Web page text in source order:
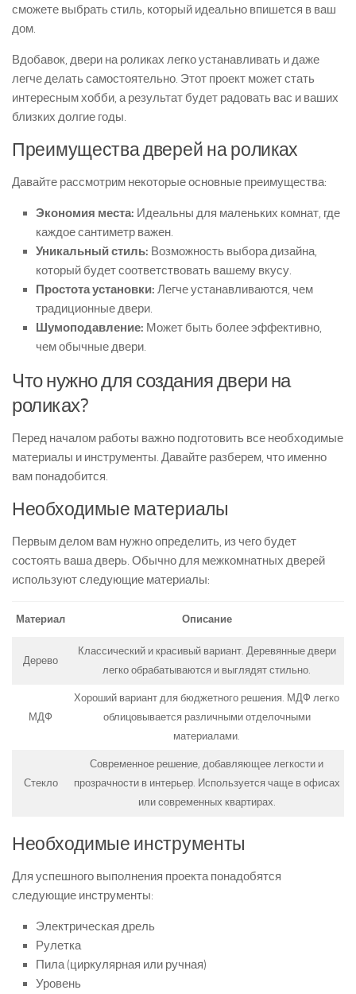
сможете выбрать стиль, который идеально впишется в ваш
дом.
Вдобавок, двери на роликах легко устанавливать и даже
легче делать самостоятельно. Этот проект может стать
интересным хобби, а результат будет радовать вас и ваших
близких долгие годы.
Преимущества дверей на роликах
Давайте рассмотрим некоторые основные преимущества:
Экономия места: Идеальны для маленьких комнат, где
каждое сантиметр важен.
Уникальный стиль: Возможность выбора дизайна,
который будет соответствовать вашему вкусу.
Простота установки: Легче устанавливаются, чем
традиционные двери.
Шумоподавление: Может быть более эффективно,
чем обычные двери.
Что нужно для создания двери на
роликах?
Перед началом работы важно подготовить все необходимые
материалы и инструменты. Давайте разберем, что именно
вам понадобится.
Необходимые материалы
Первым делом вам нужно определить, из чего будет
состоять ваша дверь. Обычно для межкомнатных дверей
используют следующие материалы:
Материал Описание
Дерево
Классический и красивый вариант. Деревянные двери
легко обрабатываются и выглядят стильно.
МДФ
Хороший вариант для бюджетного решения. МДФ легко
облицовывается различными отделочными
материалами.
Стекло
Современное решение, добавляющее легкости и
прозрачности в интерьер. Используется чаще в офисах
или современных квартирах.
Необходимые инструменты
Для успешного выполнения проекта понадобятся
следующие инструменты:
Электрическая дрель
Рулетка
Пила (циркулярная или ручная)
Уровень